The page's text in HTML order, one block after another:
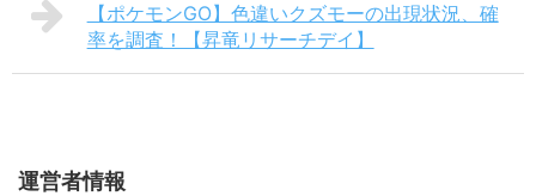
【ポケモンGO】色違いクズモーの出現状況、確
率を調査！【昇竜リサーチデイ】
運営者情報